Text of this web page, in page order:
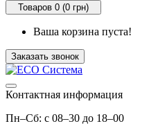
Товаров 0 (0 грн)
Ваша корзина пуста!
Заказать звонок
Контактная информация
Пн–Сб: с 08–30 до 18–00